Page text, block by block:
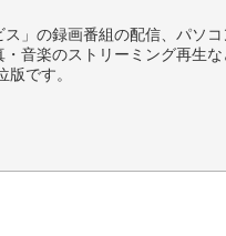
ス」の録画番組の配信、パソ
音楽のストリーミング再生
です。